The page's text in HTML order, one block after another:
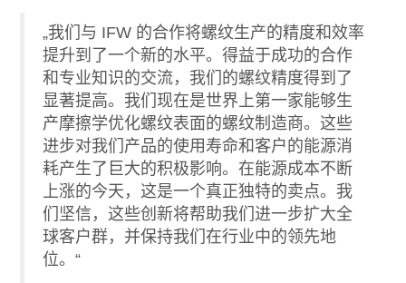
„我们与 IFW 的合作将螺纹生产的精度和效率
提升到了一个新的水平。得益于成功的合作
和专业知识的交流，我们的螺纹精度得到了
显著提高。我们现在是世界上第一家能够生
产摩擦学优化螺纹表面的螺纹制造商。这些
进步对我们产品的使用寿命和客户的能源消
耗产生了巨大的积极影响。在能源成本不断
上涨的今天，这是一个真正独特的卖点。我
们坚信，这些创新将帮助我们进一步扩大全
球客户群，并保持我们在行业中的领先地
位。“